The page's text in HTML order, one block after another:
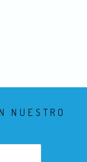
NUESTRO